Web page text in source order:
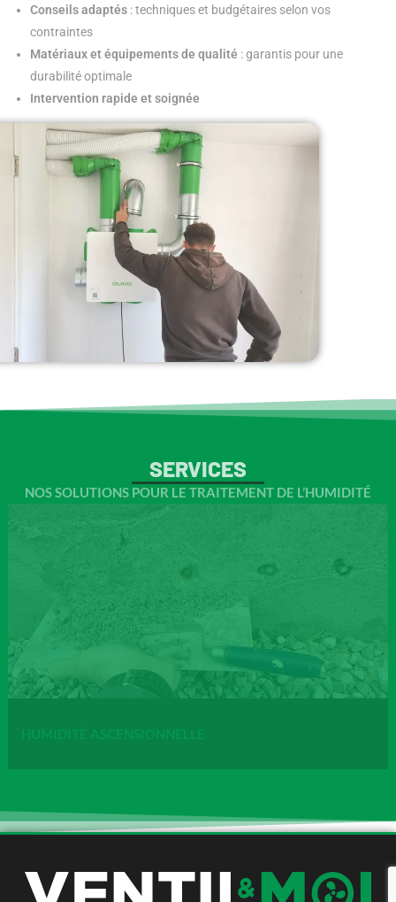
Conseils adaptés : techniques et budgétaires selon vos
contraintes
Matériaux et équipements de qualité : garantis pour une
durabilité optimale
Intervention rapide et soignée
SERVICES
NOS SOLUTIONS POUR LE TRAITEMENT DE L’HUMIDITÉ
manières au sein de votre habitation. Nous pratiquons des
traitements sur mesure parfaitement adaptés à ce type de